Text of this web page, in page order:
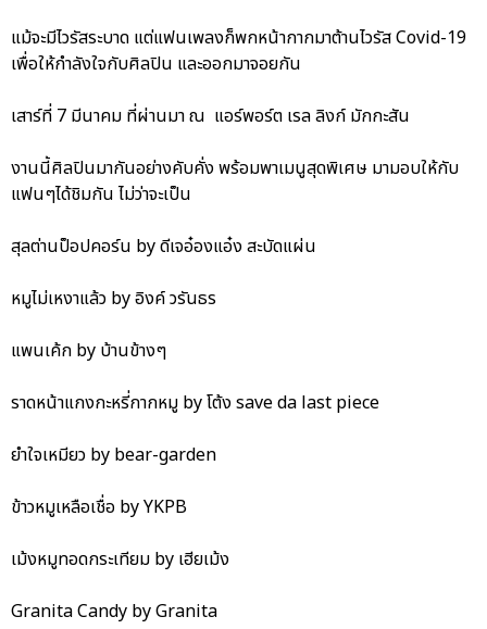
แม้จะมีไวรัสระบาด แต่แฟนเพลงก็พกหน้ากากมาต้านไวรัส Covid-19
เพื่อให้กำลังใจกับศิลปิน และออกมาจอยกัน
เสาร์ที่ 7 มีนาคม ที่ผ่านมา ณ แอร์พอร์ต เรล ลิงก์ มักกะสัน
งานนี้ศิลปินมากันอย่างคับคั่ง พร้อมพาเมนูสุดพิเศษ มามอบให้กับ
แฟนๆได้ชิมกัน ไม่ว่าจะเป็น
สุลต่านป็อปคอร์น by ดีเจอ๋องแอ๋ง สะบัดแผ่น
หมูไม่เหงาแล้ว by อิงค์ วรันธร
แพนเค้ก by บ้านข้างๆ
ราดหน้าแกงกะหรี่กากหมู by โต้ง save da last piece
ยำใจเหมียว by bear-garden
ข้าวหมูเหลือเชื่อ by YKPB
เม้งหมูทอดกระเทียม by เฮียเม้ง
Granita Candy by Granita